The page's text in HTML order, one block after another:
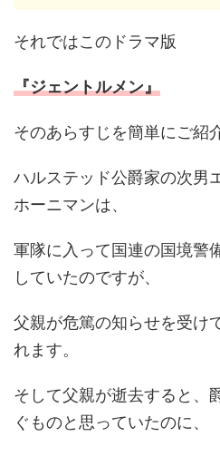
それではこのドラマ版
『ジェントルメン』
そのあらすじを簡単にご紹
ハルステッド公爵家の次男
ホーニマンは、
軍隊に入って国連の国境警
していたのですが、
父親が危篤の知らせを受け
れます。
そして父親が逝去すると、
ぐものと思っていたのに、